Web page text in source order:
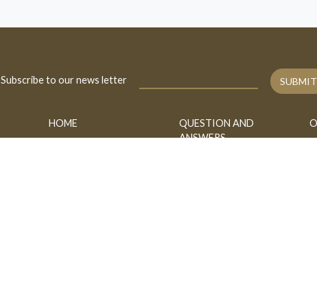
Subscribe to our news letter SUBMIT
HOME
QUESTION AND
ANSWERS